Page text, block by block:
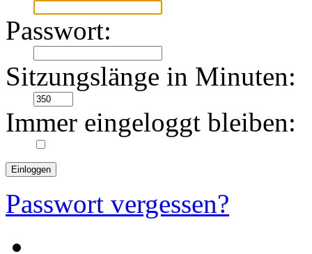
Passwort:
Sitzungslänge in Minuten:
Immer eingeloggt bleiben:
Passwort vergessen?